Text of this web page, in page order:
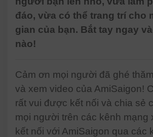
đáo, vừa có thể trang trí cho
gian của bạn. Bắt tay ngay
nào!
Cảm ơn mọi người đã ghé
và xem video của AmiSaigon!
rất vui được kết nối và chia sẻ
mọi người trên các kênh mạng
kết nối với AmiSaigon qua các